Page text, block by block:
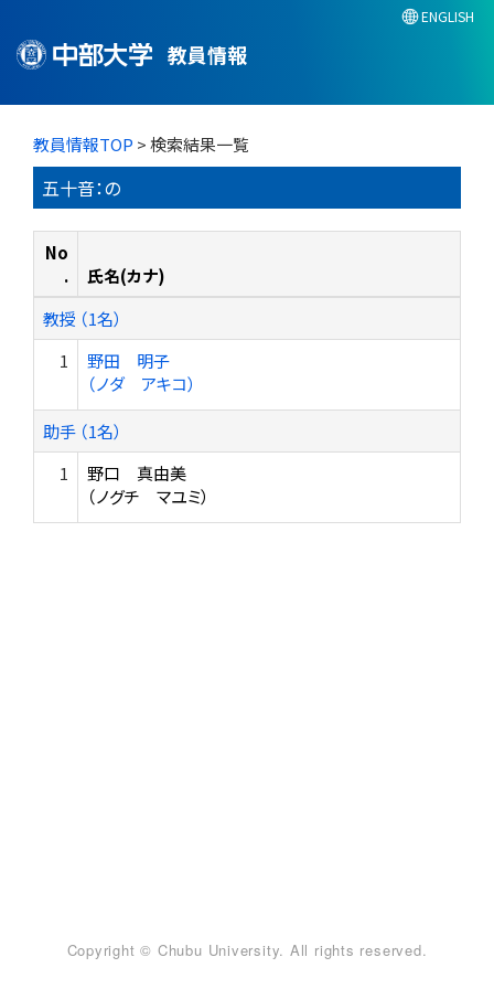
教員情報
ENGLISH
教員情報TOP > 検索結果一覧
五十音：の
No
.
氏名(カナ)
教授 （1名）
1
野田 明子
（ノダ アキコ）
助手 （1名）
1
野口 真由美
（ノグチ マユミ）
Copyright © Chubu University. All rights reserved.